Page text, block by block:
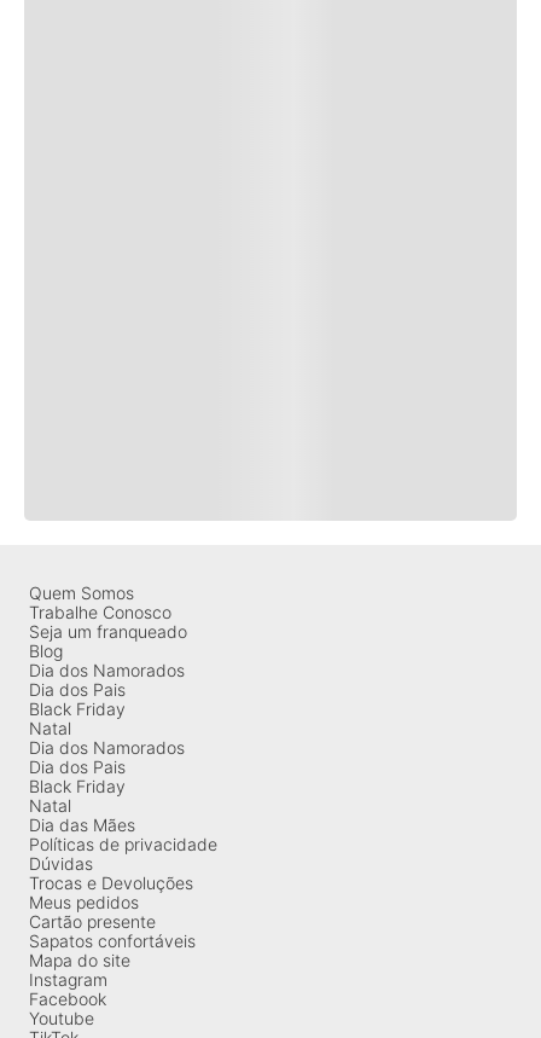
Quem Somos
Trabalhe Conosco
Seja um franqueado
Blog
Dia dos Namorados
Dia dos Pais
Black Friday
Natal
Dia dos Namorados
Dia dos Pais
Black Friday
Natal
Dia das Mães
Políticas de privacidade
Dúvidas
Trocas e Devoluções
Meus pedidos
Cartão presente
Sapatos confortáveis
Mapa do site
Instagram
Facebook
Youtube